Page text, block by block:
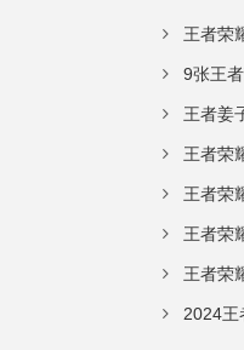
王者荣
9张王
王者姜
王者荣
王者荣
王者荣
王者荣
2024王